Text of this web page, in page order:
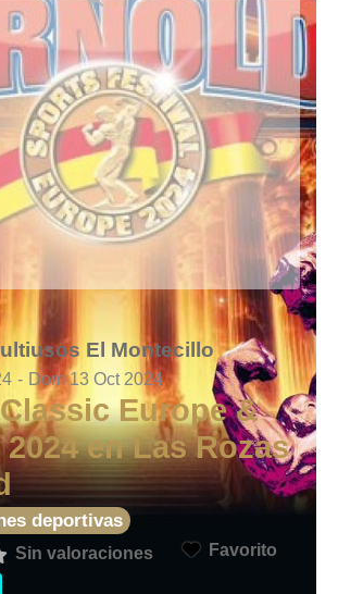
El Montecillo
- Dom 13 Oct 2024
Europe &
en Las Rozas
deportivas
Sin valoraciones Favorito